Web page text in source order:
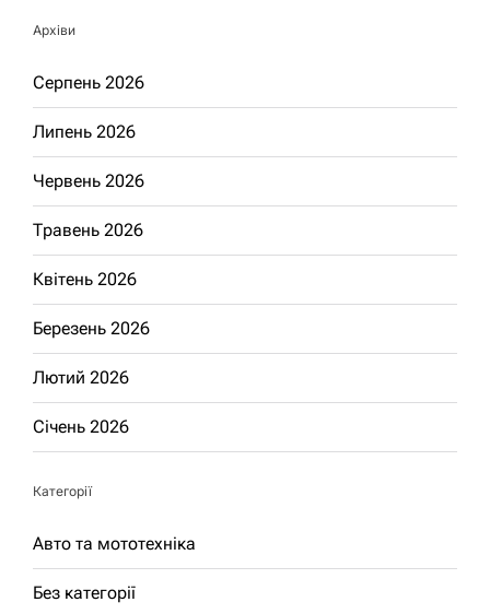
Архіви
Серпень 2026
Липень 2026
Червень 2026
Травень 2026
Квітень 2026
Березень 2026
Лютий 2026
Січень 2026
Категорії
Авто та мототехніка
Без категорії